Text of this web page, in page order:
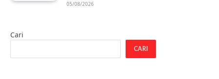
05/08/2026
Cari
CARI